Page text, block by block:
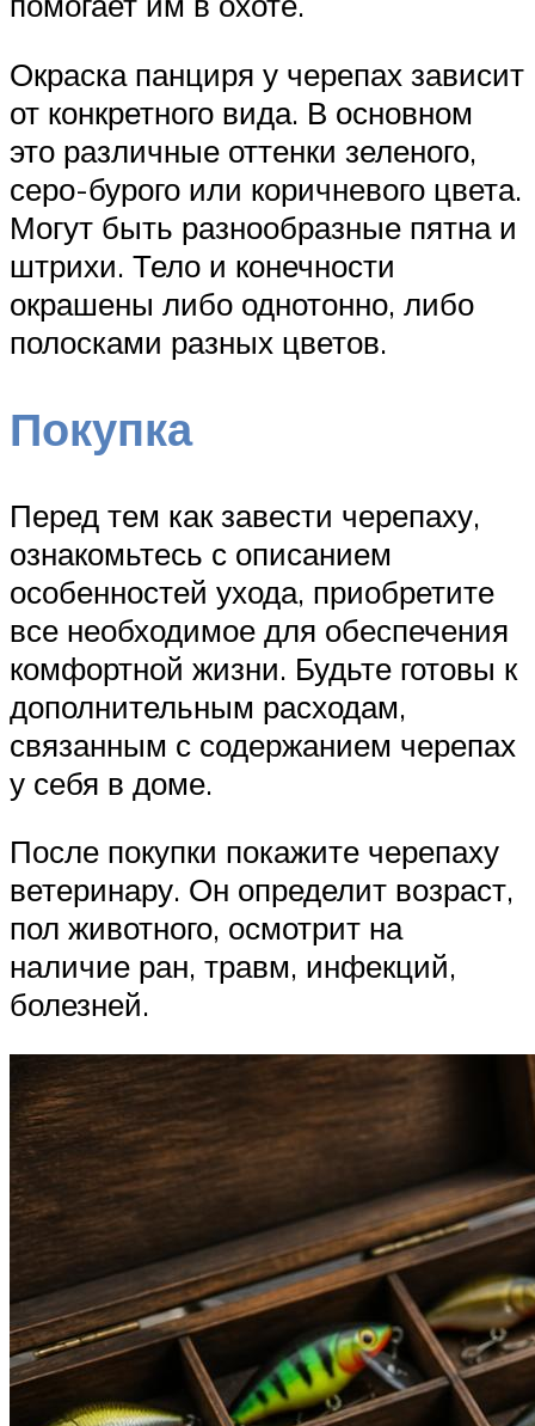
Окраска панциря у черепах зависит
от конкретного вида. В основном
это различные оттенки зеленого,
серо-бурого или коричневого цвета.
Могут быть разнообразные пятна и
штрихи. Тело и конечности
окрашены либо однотонно, либо
полосками разных цветов.
Покупка
Перед тем как завести черепаху,
ознакомьтесь с описанием
особенностей ухода, приобретите
все необходимое для обеспечения
комфортной жизни. Будьте готовы к
дополнительным расходам,
связанным с содержанием черепах
у себя в доме.
После покупки покажите черепаху
ветеринару. Он определит возраст,
пол животного, осмотрит на
наличие ран, травм, инфекций,
болезней.